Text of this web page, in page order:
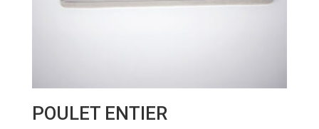
POULET ENTIER